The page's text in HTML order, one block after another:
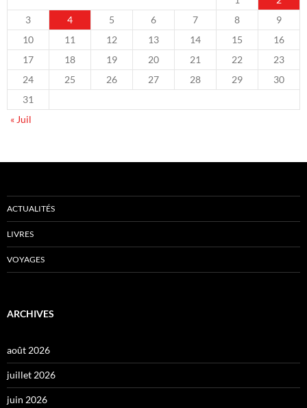
3
4 5 6 7 8
9
10
11 12 13 14 15
16
17
18 19 20 21 22
23
24
25 26 27 28 29
30
31
« Juil
ACTUALITÉS
LIVRES
VOYAGES
ARCHIVES
août 2026
juillet 2026
juin 2026